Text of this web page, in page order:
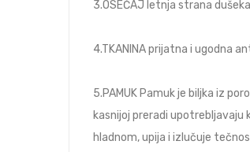
3.OSEĆAJ letnja strana
4.TKANINA prijatna i ugodna
5.PAMUK Pamuk je biljka iz
kasnijoj preradi
hladnom, upija i izlučuje